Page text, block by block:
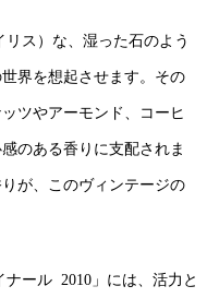
ス）な、湿った石のよう
界を想起させます。その
ツやアーモンド、コーヒ
のある香りに支配されま
が、このヴィンテージの
ール 2010」には、活力と